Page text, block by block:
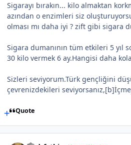
Sigarayı bırakın... kilo almaktan
azından o enzimleri siz
olması mı daha iyi ? zift gibi sigara
Sigara dumanının tüm etkileri 5 yıl
30 kilo vermek 6 ay.Hangisi daha
Sizleri seviyorum.Türk gençliğini
çevrenizdekileri
Quote